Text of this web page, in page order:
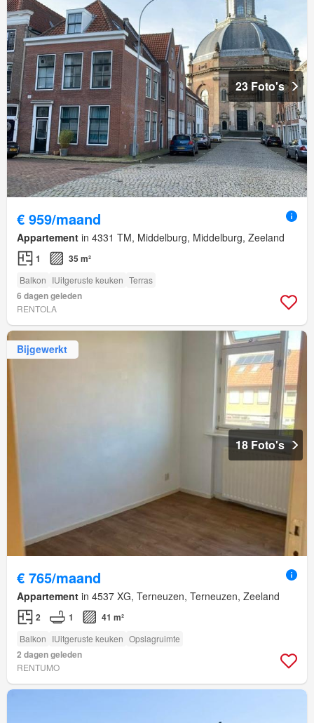
23 Foto's
€ 959/maand
Appartement in 4331 TM, Middelburg, Middelburg, Zeeland
1 35 m²
Balkon IUitgeruste keuken Terras
6 dagen geleden
RENTOLA
Bijgewerkt
18 Foto's
€ 765/maand
Appartement in 4537 XG, Terneuzen, Terneuzen, Zeeland
2 1 41 m²
Balkon IUitgeruste keuken Opslagruimte
2 dagen geleden
RENTUMO